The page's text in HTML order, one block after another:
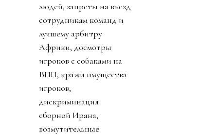
людей, запреты на въезд
сотрудникам команд и
лучшему арбитру
Африки, досмотры
игроков с собаками на
ВПП, кражи имущества
игроков,
дискриминация
сборной Ирана,
возмутительные